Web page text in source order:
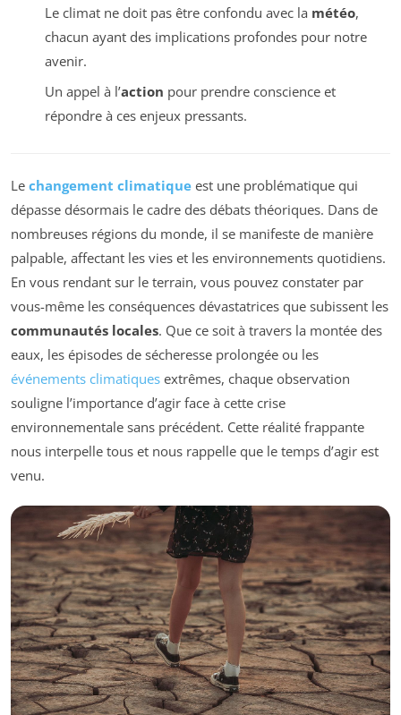
Le climat ne doit pas être confondu avec la météo,
chacun ayant des implications profondes pour notre
avenir.
Un appel à l’action pour prendre conscience et
répondre à ces enjeux pressants.
Le changement climatique est une problématique qui
dépasse désormais le cadre des débats théoriques. Dans de
nombreuses régions du monde, il se manifeste de manière
palpable, affectant les vies et les environnements quotidiens.
En vous rendant sur le terrain, vous pouvez constater par
vous-même les conséquences dévastatrices que subissent les
communautés locales. Que ce soit à travers la montée des
eaux, les épisodes de sécheresse prolongée ou les
événements climatiques extrêmes, chaque observation
souligne l’importance d’agir face à cette crise
environnementale sans précédent. Cette réalité frappante
nous interpelle tous et nous rappelle que le temps d’agir est
venu.